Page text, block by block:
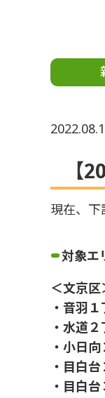
【
現在、下
対象エ
＜文京区
・音羽
・水道
・小日
・目白
・目白